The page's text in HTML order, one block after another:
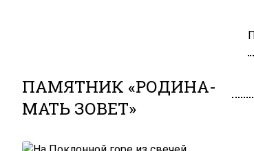
ПАМЯТНИК «РОДИНА-
МАТЬ ЗОВЕТ»